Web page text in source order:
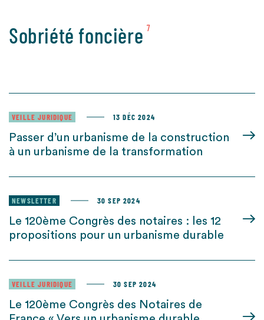
Sobriété foncière 7
VEILLE JURIDIQUE 13 DÉC 2024
Passer d’un urbanisme de la construction
à un urbanisme de la transformation
NEWSLETTER 30 SEP 2024
Le 120ème Congrès des notaires : les 12
propositions pour un urbanisme durable
VEILLE JURIDIQUE 30 SEP 2024
Le 120ème Congrès des Notaires de